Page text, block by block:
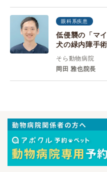
眼科系疾患
低侵襲の「マ
犬の緑内障手術
そら動物病院
岡田 雅也院長